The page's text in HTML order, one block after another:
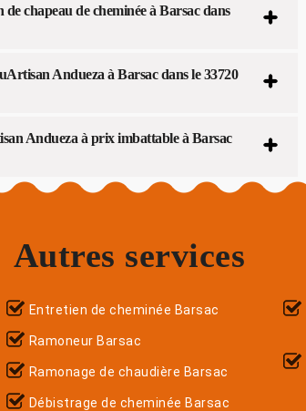
chapeau de cheminée à Barsac dans
Andueza à Barsac dans le 33720
Andueza à prix imbattable à Barsac
Autres services
Entretien de cheminée Barsac
Ramoneur Barsac
Ramonage de chaudière Barsac
Débistrage de cheminée Barsac